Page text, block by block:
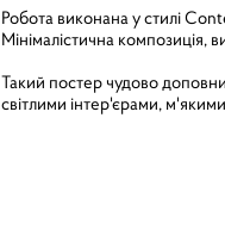
Робота виконана у стилі
Мінімалістична композиція,
Такий постер чудово
світлими інтер'єрами,